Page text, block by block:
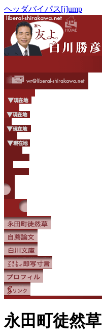
ヘッダバイパス[j]ump
永田町徒然草